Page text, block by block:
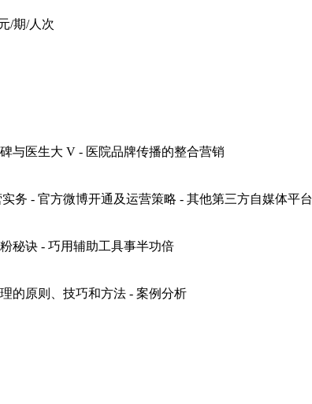
/期/人次
与医生大 V - 医院品牌传播的整合营销
务 - 官方微博开通及运营策略 - 其他第三方自媒体平台
秘诀 - 巧用辅助工具事半功倍
的原则、技巧和方法 - 案例分析